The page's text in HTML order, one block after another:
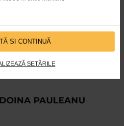
SI CONTINUĂ
SETĂRILE
PAULEANU